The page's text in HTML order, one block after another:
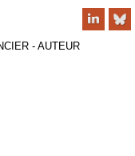
- AUTEUR